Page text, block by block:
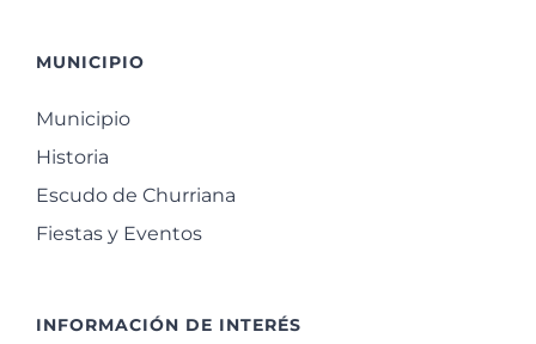
MUNICIPIO
Municipio
Historia
Escudo de Churriana
Fiestas y Eventos
INFORMACIÓN DE INTERÉS